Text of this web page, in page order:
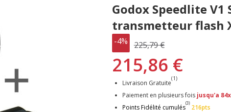
Godox Speedlite
transmetteur flash
-4% 225,79 €
215,86 €
Livraison Gratuite
(1)
Paiement en plusieurs fois jusqu'a 84x
Points Fidélité cumulés
(3)
216pts